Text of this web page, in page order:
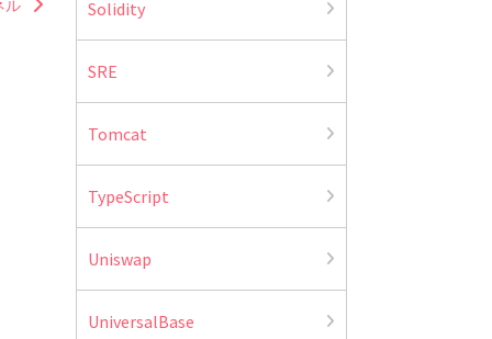
ル Solidity
SRE
Tomcat
TypeScript
Uniswap
UniversalBase